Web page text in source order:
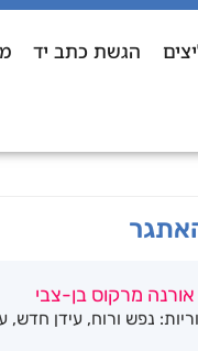
הגשת כתב יד
מרקוס בן-צבי
נפש ורוח, עידן חדש,